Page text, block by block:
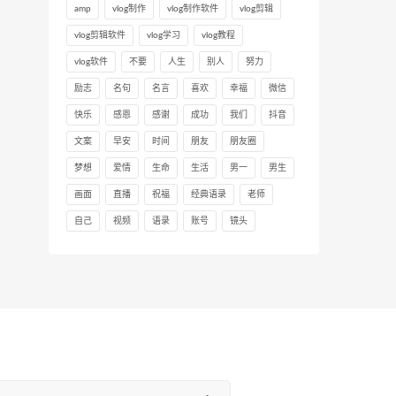
amp vlog制作 vlog制作软件 vlog剪辑
vlog剪辑软件 vlog学习 vlog教程
vlog软件 不要 人生 别人 努力
励志 名句 名言 喜欢 幸福 微信
快乐 感恩 感谢 成功 我们 抖音
文案 早安 时间 朋友 朋友圈
梦想 爱情 生命 生活 男一 男生
画面 直播 祝福 经典语录 老师
自己 视频 语录 账号 镜头